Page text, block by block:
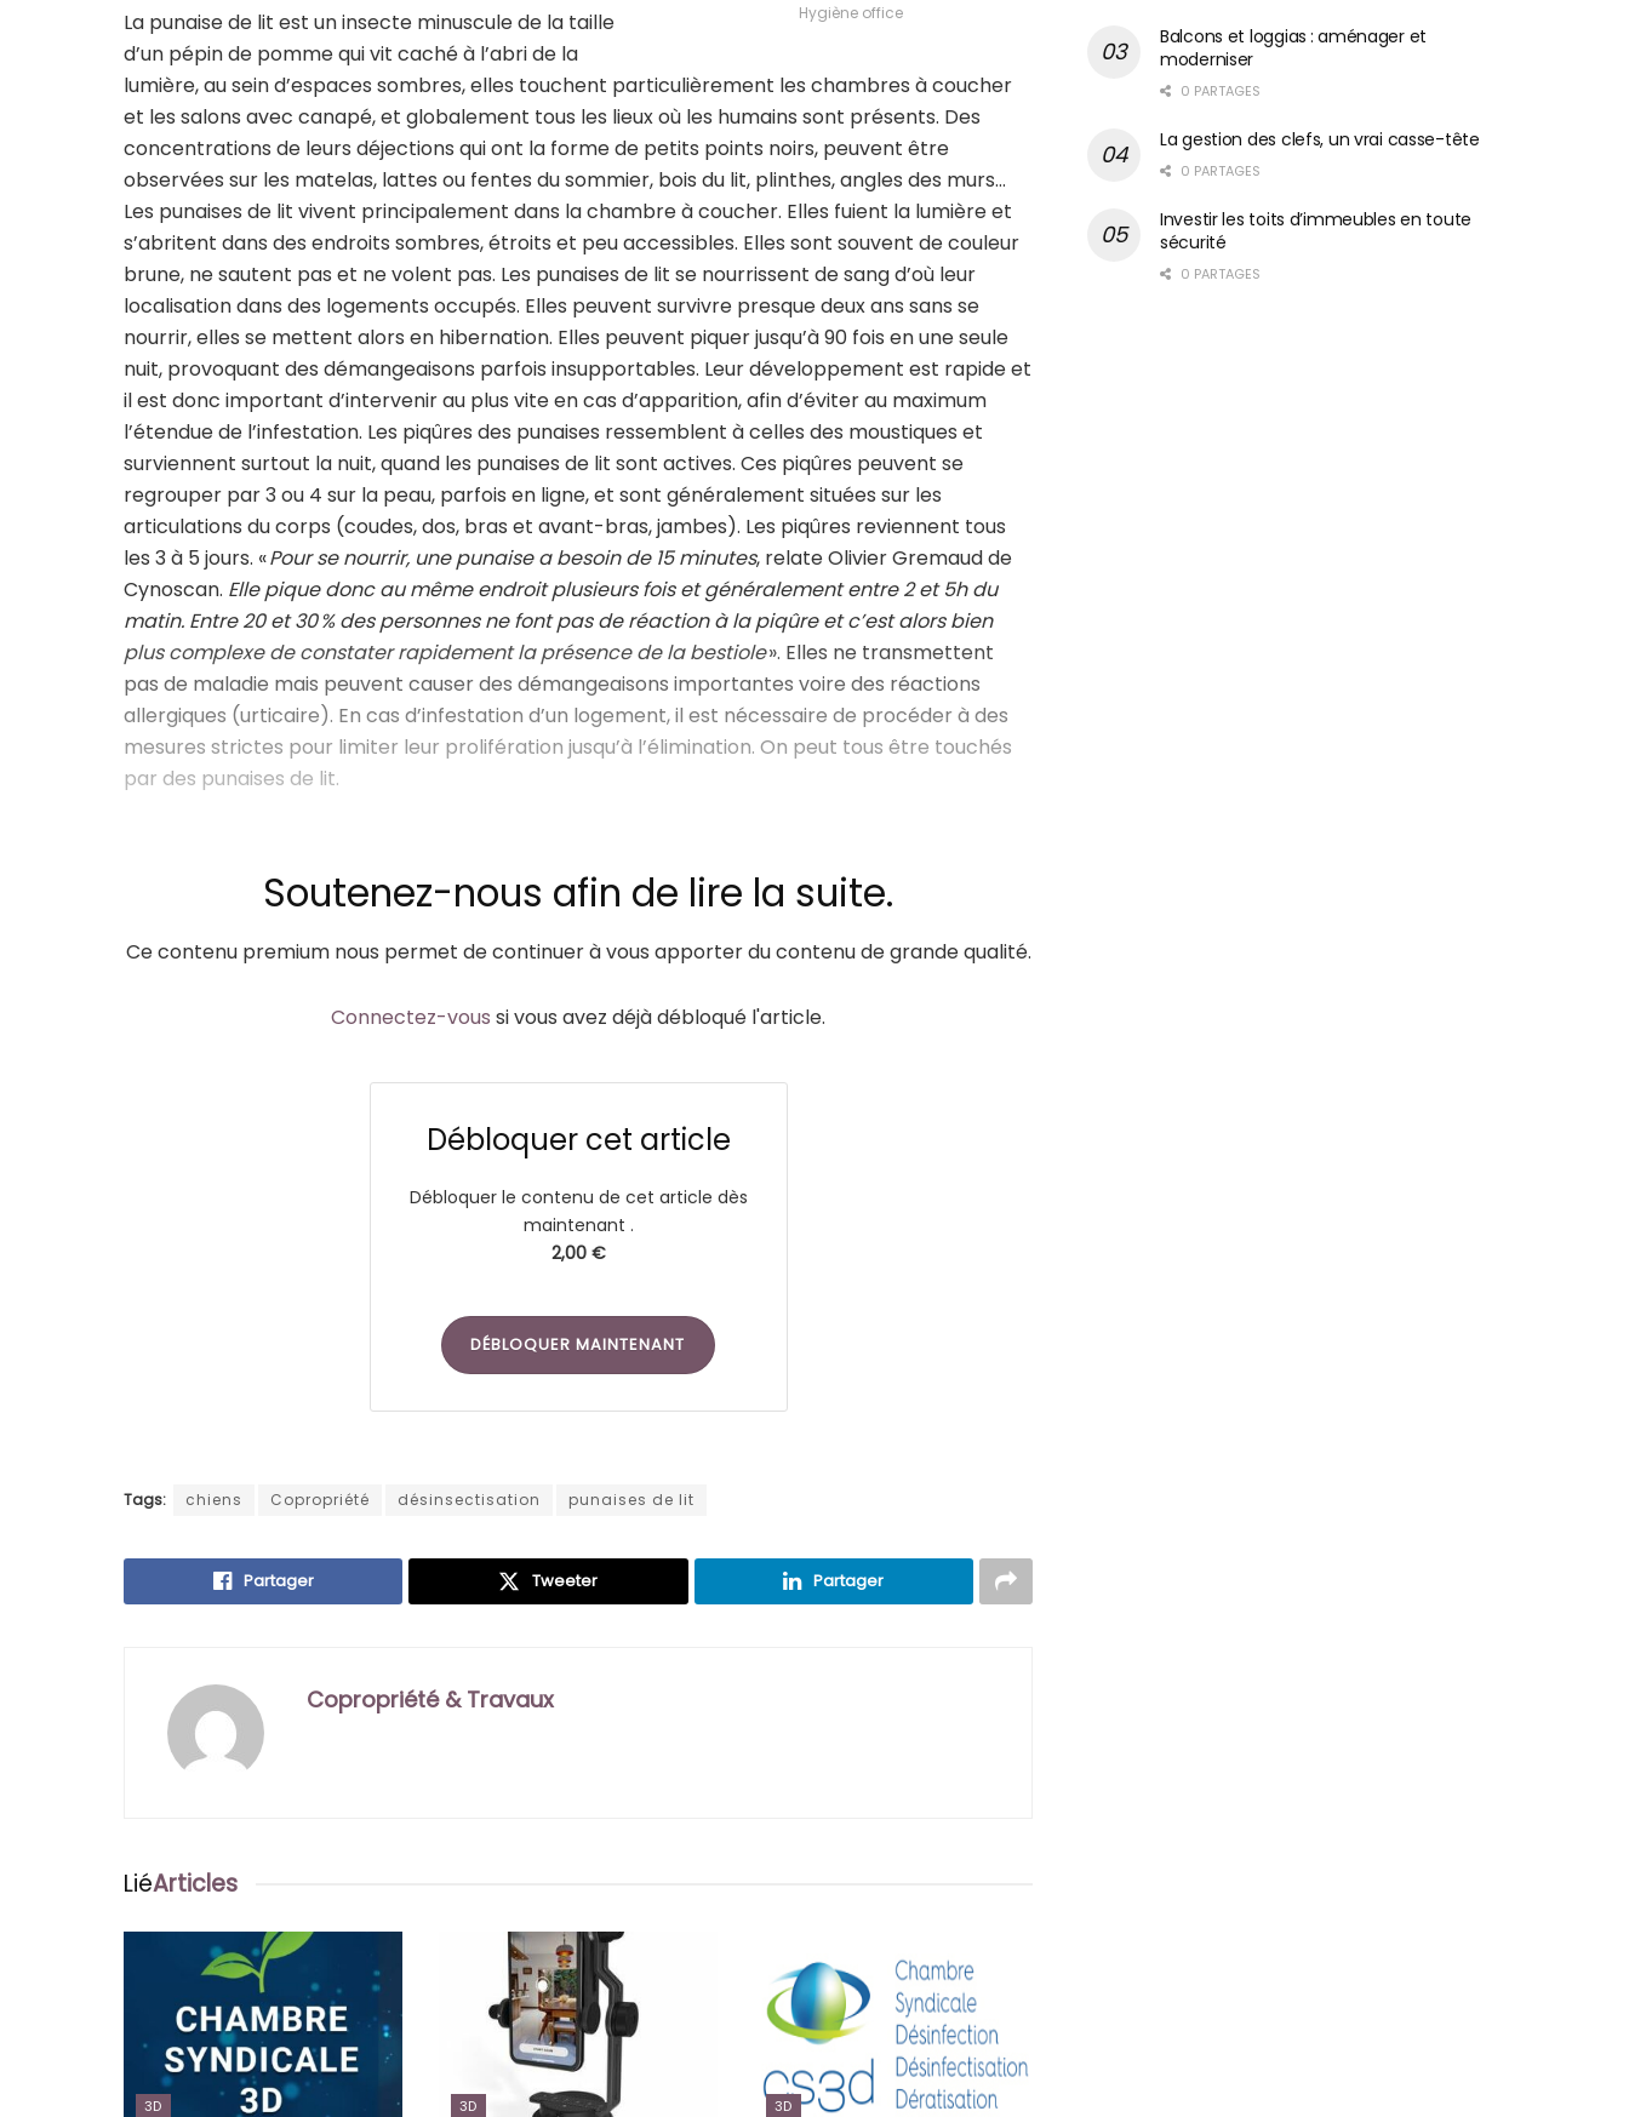
Hygiène office
La punaise de lit est un insecte minuscule de la taille
d’un pépin de pomme qui vit caché à l’abri de la
lumière, au sein d’espaces sombres, elles touchent particulièrement les chambres à coucher
et les salons avec canapé, et globalement tous les lieux où les humains sont présents. Des
concentrations de leurs déjections qui ont la forme de petits points noirs, peuvent être
observées sur les matelas, lattes ou fentes du sommier, bois du lit, plinthes, angles des murs…
Les punaises de lit vivent principalement dans la chambre à coucher. Elles fuient la lumière et
s’abritent dans des endroits sombres, étroits et peu accessibles. Elles sont souvent de couleur
brune, ne sautent pas et ne volent pas. Les punaises de lit se nourrissent de sang d’où leur
localisation dans des logements occupés. Elles peuvent survivre presque deux ans sans se
nourrir, elles se mettent alors en hibernation. Elles peuvent piquer jusqu’à 90 fois en une seule
nuit, provoquant des démangeaisons parfois insupportables. Leur développement est rapide et
il est donc important d’intervenir au plus vite en cas d’apparition, afin d’éviter au maximum
l’étendue de l’infestation. Les piqûres des punaises ressemblent à celles des moustiques et
surviennent surtout la nuit, quand les punaises de lit sont actives. Ces piqûres peuvent se
regrouper par 3 ou 4 sur la peau, parfois en ligne, et sont généralement situées sur les
articulations du corps (coudes, dos, bras et avant-bras, jambes). Les piqûres reviennent tous
les 3 à 5 jours. «Pour se nourrir, une punaise a besoin de 15 minutes, relate Olivier Gremaud de
Cynoscan. Elle pique donc au même endroit plusieurs fois et généralement entre 2 et 5h du
matin. Entre 20 et 30 % des personnes ne font pas de réaction à la piqûre et c’est alors bien
plus complexe de constater rapidement la présence de la bestiole». Elles ne transmettent
pas de maladie mais peuvent causer des démangeaisons importantes voire des réactions
allergiques (urticaire). En cas d’infestation d’un logement, il est nécessaire de procéder à des
mesures strictes pour limiter leur prolifération jusqu’à l’élimination. On peut tous être touchés
par des punaises de lit.
Soutenez-nous afin de lire la suite.
Ce contenu premium nous permet de continuer à vous apporter du contenu de grande qualité.
Connectez-vous si vous avez déjà débloqué l'article.
Débloquer cet article
Débloquer le contenu de cet article dès
maintenant .
2,00 €
DÉBLOQUER MAINTENANT
Tags: chiens Copropriété désinsectisation punaises de lit
Partager Tweeter Partager
Copropriété & Travaux
LiéArticles
3D 3D 3D
Balcons et loggias : aménager et
moderniser
0 PARTAGES
La gestion des clefs, un vrai casse-tête
0 PARTAGES
Investir les toits d’immeubles en toute
sécurité
0 PARTAGES